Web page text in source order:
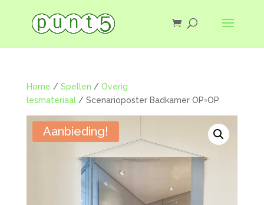
Home / Spellen / Overig
lesmateriaal/ Scenarioposter Badkamer OP=OP
Aanbieding!